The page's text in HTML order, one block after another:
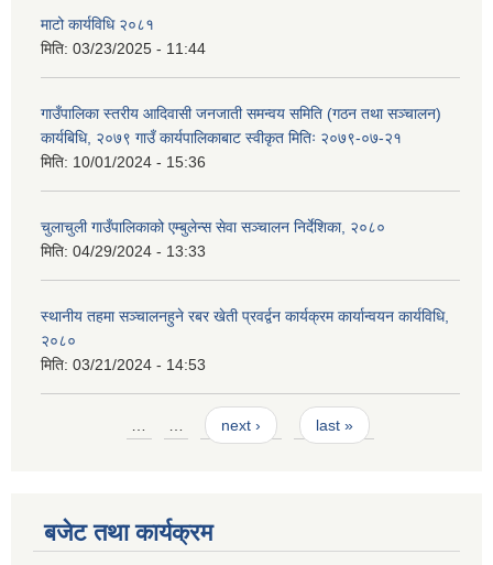
माटो कार्यविधि २०८१
मिति: 03/23/2025 - 11:44
गाउँपालिका स्तरीय आदिवासी जनजाती समन्वय समिति (गठन तथा सञ्चालन)
कार्यबिधि, २०७९ गाउँ कार्यपालिकाबाट स्वीकृत मितिः २०७९-०७-२१
मिति: 10/01/2024 - 15:36
चुलाचुली गाउँपालिकाको एम्बुलेन्स सेवा सञ्चालन निर्देशिका, २०८०
मिति: 04/29/2024 - 13:33
स्थानीय तहमा सञ्चालनहुने रबर खेती प्रवर्द्वन कार्यक्रम कार्यान्वयन कार्यविधि,
२०८०
मिति: 03/21/2024 - 14:53
next › last »
बजेट तथा कार्यक्रम